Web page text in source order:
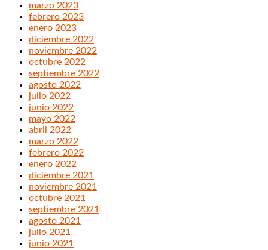
marzo 2023
febrero 2023
enero 2023
diciembre 2022
noviembre 2022
octubre 2022
septiembre 2022
agosto 2022
julio 2022
junio 2022
mayo 2022
abril 2022
marzo 2022
febrero 2022
enero 2022
diciembre 2021
noviembre 2021
octubre 2021
septiembre 2021
agosto 2021
julio 2021
junio 2021